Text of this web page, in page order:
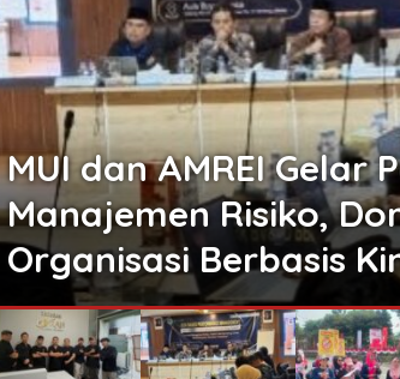
Demo di Kemenkeu,
Desak Pemerintah